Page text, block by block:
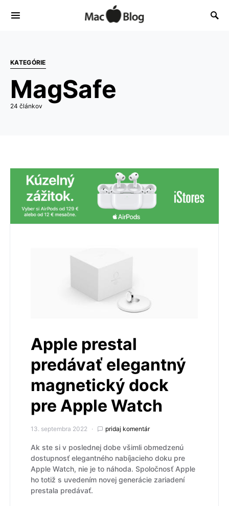
KATEGÓRIE
MagSafe
24 článkov
Apple prestal
predávať elegantný
magnetický dock
pre Apple Watch
13. septembra 2022 pridaj komentár
Ak ste si v poslednej dobe všimli obmedzenú
dostupnosť elegantného nabíjacieho doku pre
Apple Watch, nie je to náhoda. Spoločnosť Apple
ho totiž s uvedením novej generácie zariadení
prestala predávať.